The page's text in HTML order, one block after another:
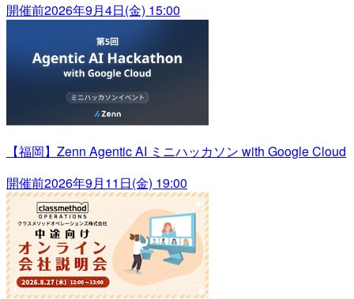
開催前2026年9月4日(金) 15:00
【福岡】Zenn Agentic AI ミニハッカソン with Google Cloud
開催前2026年9月11日(金) 19:00